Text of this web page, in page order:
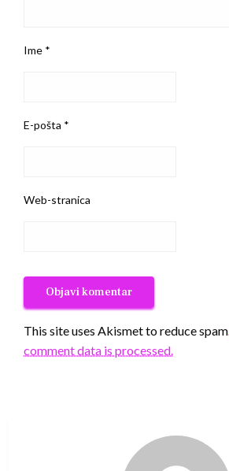
Ime *
E-pošta *
Web-stranica
This site uses Akismet to reduce spam.
comment data is processed.